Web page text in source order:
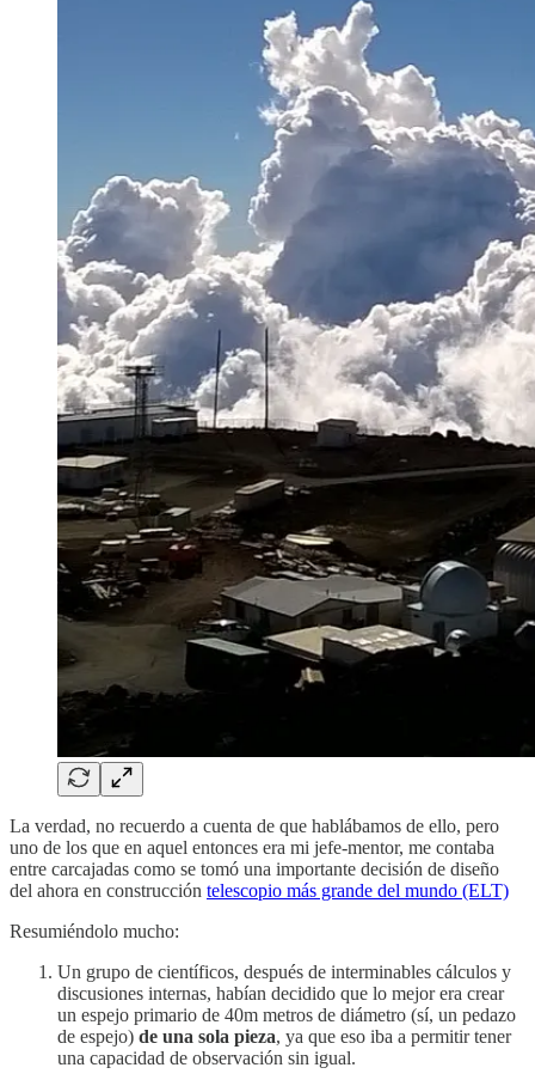
La verdad, no recuerdo a cuenta de que hablábamos de ello, pero
uno de los que en aquel entonces era mi jefe-mentor, me contaba
entre carcajadas como se tomó una importante decisión de diseño
del ahora en construcción telescopio más grande del mundo (ELT)
Resumiéndolo mucho:
Un grupo de científicos, después de interminables cálculos y
discusiones internas, habían decidido que lo mejor era crear
un espejo primario de 40m metros de diámetro (sí, un pedazo
de espejo) de una sola pieza, ya que eso iba a permitir tener
una capacidad de observación sin igual.